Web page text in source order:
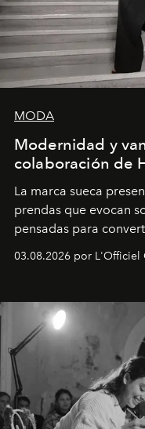
MODA
Modernidad y
colaboración de
La marca sueca
prendas que evocan
pensadas para
Disponible en Chile
03.08.2026 por L'Officiel